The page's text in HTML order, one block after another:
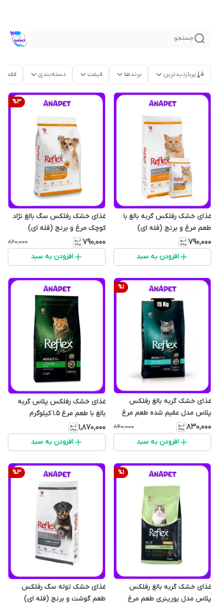
جستجو
پربازدیدترین برندها قیمت دسته‌بندی فقط
غذای خشک رفلکس گربه بالغ با
طعم مرغ و برنج (فله ای)
۷۹۰٬۰۰۰
افزودن به سبد
%3
غذای خشک رفلکس سگ بالغ نژاد
کوچک مرغ و برنج (فله ای)
۷۹۰٬۰۰۰ ۸۲۰٬۰۰۰
افزودن به سبد
%1
غذای خشک گربه بالغ رفلکس
پلاس مدل عقیم شده طعم مرغ
(فله ای)
۸۳۰٬۰۰۰ ۸۴۰٬۰۰۰
افزودن به سبد
غذای خشک رفلکس پلاس گربه
بالغ با طعم مرغ 1.5 کیلوگرم
۱٬۸۷۰٬۰۰۰
افزودن به سبد
%1
غذای خشک گربه بالغ رفلکس
پلاس مدل یورینری طعم مرغ
%3
غذای خشک توله سگ رفلکس
طعم گوشت و برنج (فله ای)